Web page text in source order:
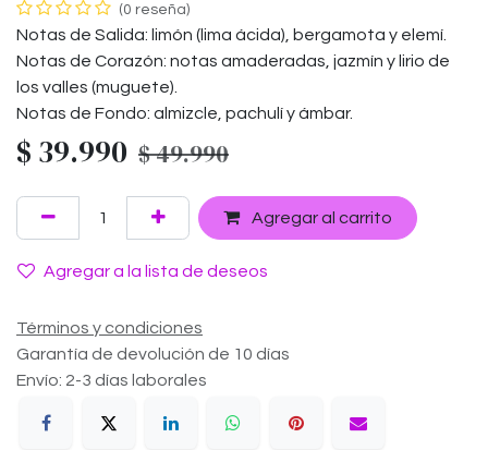
(0 reseña)
Notas de Salida: limón (lima ácida), bergamota y elemí.
Notas de Corazón: notas amaderadas, jazmín y lirio de
los valles (muguete).
Notas de Fondo: almizcle, pachulí y ámbar.
$ 39.990 $49.990
Agregar al carrito
Agregar a la lista de deseos
Términos y condiciones
Garantía de devolución de 10 días
Envío: 2-3 días laborales